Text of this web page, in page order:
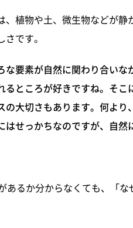
、植物や土、微生物などが静
です。
な要素が自然に関わり合いな
るところが好きですね。そこ
の大切さもあります。何より
はせっかちなのですが、自然
るか分からなくても、「な